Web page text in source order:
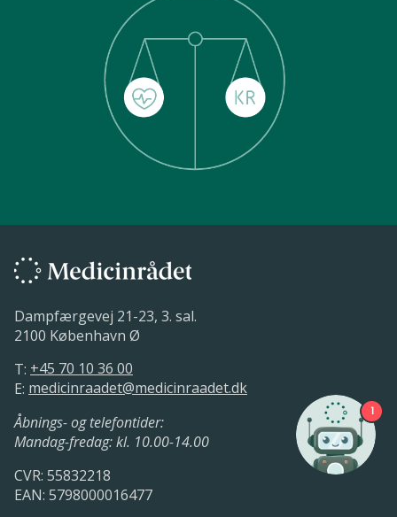
Dampfærgevej 21-23, 3. sal.
2100 København Ø
T: +45 70 10 36 00
E: medicinraadet@medicinraadet.dk
Åbnings- og telefontider:
Mandag-fredag: kl. 10.00-14.00
CVR: 55832218
EAN: 5798000016477
1